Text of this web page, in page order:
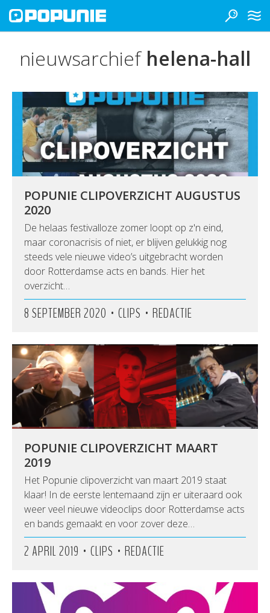
nieuwsarchief helena-hall
POPUNIE CLIPOVERZICHT AUGUSTUS
2020
De helaas festivalloze zomer loopt op z'n eind,
maar coronacrisis of niet, er blijven gelukkig nog
steeds vele nieuwe video’s uitgebracht worden
door Rotterdamse acts en bands. Hier het
overzicht…
8 SEPTEMBER 2020 • CLIPS • REDACTIE
POPUNIE CLIPOVERZICHT MAART
2019
Het Popunie clipoverzicht van maart 2019 staat
klaar! In de eerste lentemaand zijn er uiteraard ook
weer veel nieuwe videoclips door Rotterdamse acts
en bands gemaakt en voor zover deze…
2 APRIL 2019 • CLIPS • REDACTIE